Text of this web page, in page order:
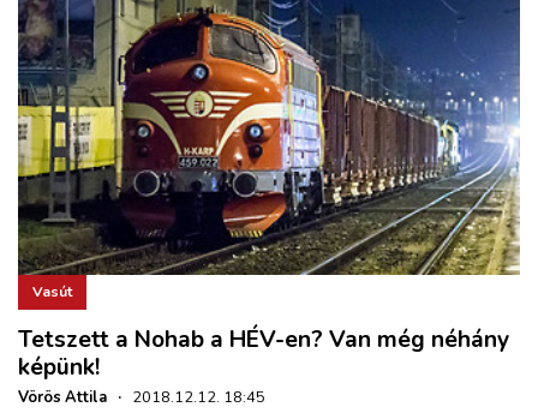
Vasút
Tetszett a Nohab a HÉV-en? Van még néhány
képünk!
Vörös Attila · 2018.12.12. 18:45